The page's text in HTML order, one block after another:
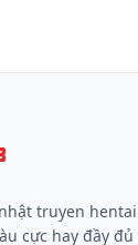
truyen
cực hay đầy